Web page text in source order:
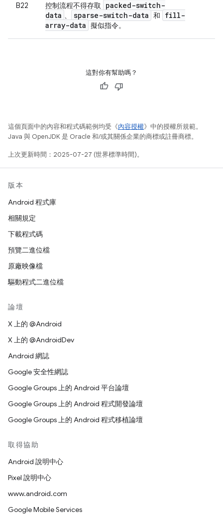
B22 控制流程不得存取
packed-switch-
data 、 sparse-switch-data 和
fill-
array-data 擬似指令。
這對你有幫助嗎？
這個頁面中的內容和程式碼範例均受《內容授權》中的授權所規範。
Java 與 OpenJDK 是 Oracle 和/或其關係企業的商標或註冊商標。
上次更新時間：2025-07-27 (世界標準時間)。
版本
Android 程式庫
相關規定
下載程式碼
預覽二進位檔
原廠映像檔
驅動程式二進位檔
論壇
X 上的 @Android
X 上的 @AndroidDev
Android 網誌
Google 安全性網誌
Google Groups 上的 Android 平台論壇
Google Groups 上的 Android 程式開發論壇
Google Groups 上的 Android 程式移植論壇
取得協助
Android 說明中心
Pixel 說明中心
www.android.com
Google Mobile Services